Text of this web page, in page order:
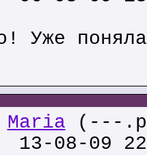
Уже поняла
Maria (---
08-09